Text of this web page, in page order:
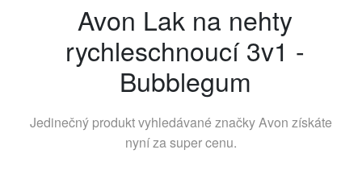
Avon Lak na nehty
rychleschnoucí 3v1 -
Bubblegum
Jedinečný produkt vyhledávané značkyAvon získáte
nyní za super cenu.